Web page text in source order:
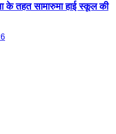
के तहत सामारुमा हाई स्कूल की